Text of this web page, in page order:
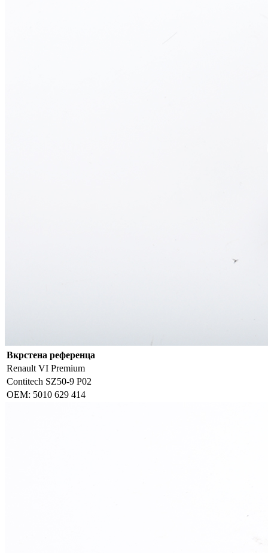
Вкрстена референца
Renault VI Premium
Contitech SZ50-9 P02
ОЕМ: 5010 629 414